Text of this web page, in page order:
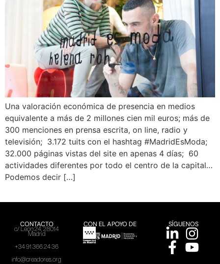
Una valoración económica de presencia en medios
equivalente a más de 2 millones cien mil euros; más de
300 menciones en prensa escrita, on line, radio y
televisión; 3.172 tuits con el hashtag #MadridEsModa;
32.000 páginas vistas del site en apenas 4 días; 60
actividades diferentes por todo el centro de la capital…
Podemos decir […]
CONTACTO
c/ León 24, 28014
Madrid
+34 91 366 24 36
info@creadores.org
CON EL APOYO DE SÍGUENOS